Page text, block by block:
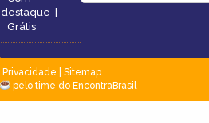
destaque |
Grátis
Privacidade
Sitemap
pelo time do EncontraBrasil